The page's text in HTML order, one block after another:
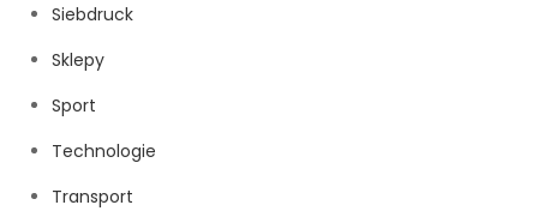
Siebdruck
Sklepy
Sport
Technologie
Transport